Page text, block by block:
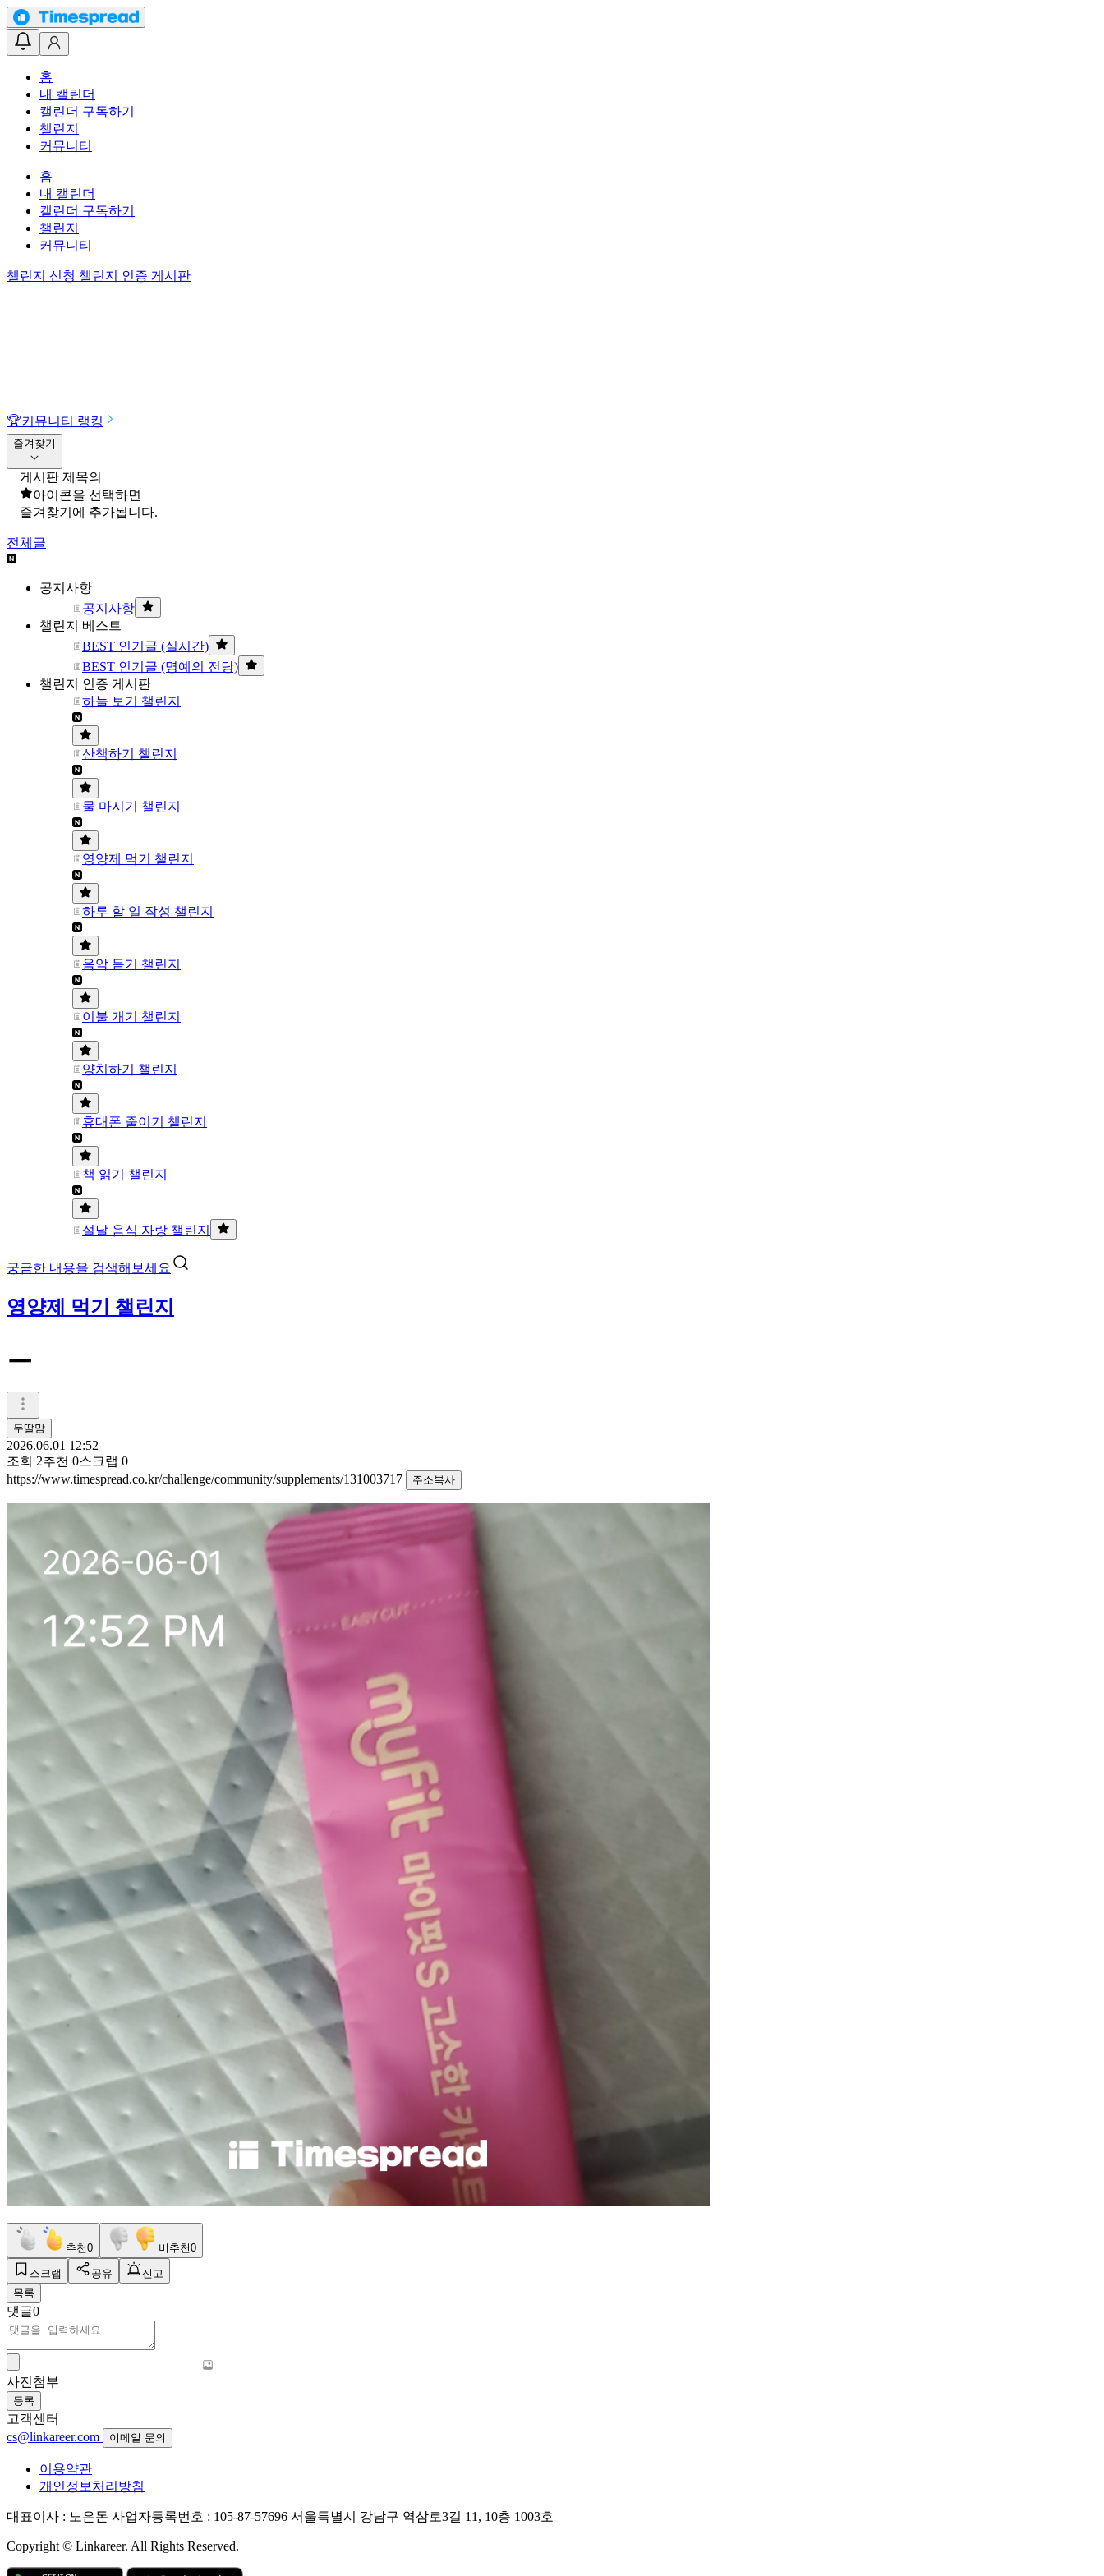
홈
내 캘린더
캘린더 구독하기
챌린지
커뮤니티
홈
내 캘린더
캘린더 구독하기
챌린지
커뮤니티
챌린지 신청 챌린지 인증 게시판
🏆커뮤니티 랭킹
즐겨찾기
게시판 제목의
아이콘을 선택하면
즐겨찾기에 추가됩니다.
전체글
공지사항
공지사항
챌린지 베스트
BEST 인기글 (실시간)
BEST 인기글 (명예의 전당)
챌린지 인증 게시판
하늘 보기 챌린지
산책하기 챌린지
물 마시기 챌린지
영양제 먹기 챌린지
하루 할 일 작성 챌린지
음악 듣기 챌린지
이불 개기 챌린지
양치하기 챌린지
휴대폰 줄이기 챌린지
책 읽기 챌린지
설날 음식 자랑 챌린지
궁금한 내용을 검색해보세요
영양제 먹기 챌린지
ㅡ
두딸맘
2026.06.01 12:52
조회 2추천 0스크랩 0
https://www.timespread.co.kr/challenge/community/supplements/131003717
주소복사
추천0 비추천0
스크랩 공유
신고
목록
댓글0
사진첨부
등록
고객센터
cs@linkareer.com
이메일 문의
이용약관
개인정보처리방침
대표이사 : 노은돈 사업자등록번호 : 105-87-57696 서울특별시 강남구 역삼로3길 11, 10층 1003호
Copyright © Linkareer. All Rights Reserved.